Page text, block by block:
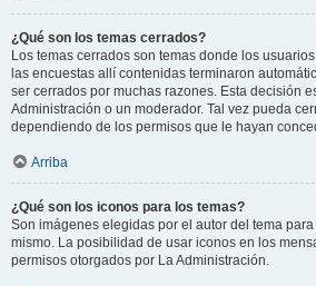
¿Qué son los temas cerrados?
Los temas cerrados son temas donde los
las encuestas allí contenidas terminaron
ser cerrados por muchas razones. Esta decisión
Administración o un moderador. Tal vez pueda
dependiendo de los permisos que le hayan
Arriba
¿Qué son los iconos para los temas?
Son imágenes elegidas por el autor del tema
mismo. La posibilidad de usar iconos en los
permisos otorgados por La Administración.